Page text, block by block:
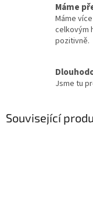
Máme
Máme
celkovým
pozitivně.
Jsme tu
Související